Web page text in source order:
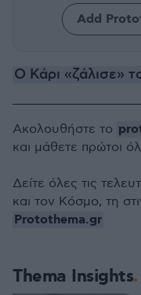
Add
Ο Κάρι «ζάλισε»
Thema Insights
Ακολουθήστε το
και μάθετε πρώτοι
Δείτε όλες τις
και τον Κόσμο, τη
Protothema.gr